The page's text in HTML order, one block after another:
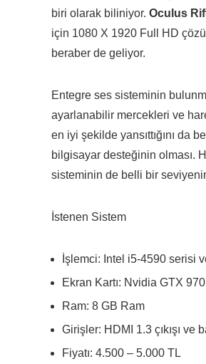
biri olarak biliniyor. Oculus
için 1080 X 1920 Full HD
beraber de geliyor.
Entegre ses sisteminin
ayarlanabilir mercekleri ve
en iyi şekilde yansıttığını da
bilgisayar desteğinin olması.
sisteminin de belli bir
İstenen Sistem
İşlemci: Intel i5-4590 serisi
Ekran Kartı: Nvidia GTX
Ram: 8 GB Ram
Girişler: HDMI 1.3 çıkışı ve
Fiyatı: 4.500 – 5.000 TL